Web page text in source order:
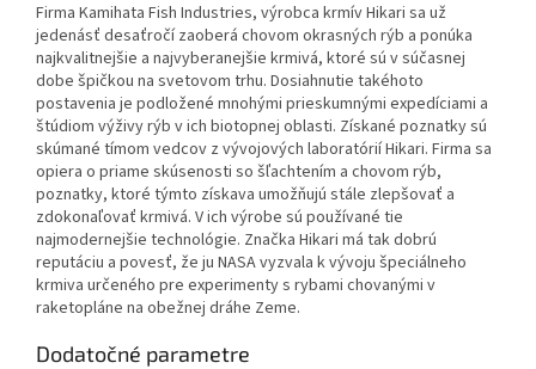
Firma Kamihata Fish Industries, výrobca krmív Hikari sa už
jedenásť desaťročí zaoberá chovom okrasných rýb a ponúka
najkvalitnejšie a najvyberanejšie krmivá, ktoré sú v súčasnej
dobe špičkou na svetovom trhu. Dosiahnutie takéhoto
postavenia je podložené mnohými prieskumnými expedíciami a
štúdiom výživy rýb v ich biotopnej oblasti. Získané poznatky sú
skúmané tímom vedcov z vývojových laboratórií Hikari. Firma sa
opiera o priame skúsenosti so šľachtením a chovom rýb,
poznatky, ktoré týmto získava umožňujú stále zlepšovať a
zdokonaľovať krmivá. V ich výrobe sú používané tie
najmodernejšie technológie. Značka Hikari má tak dobrú
reputáciu a povesť, že ju NASA vyzvala k vývoju špeciálneho
krmiva určeného pre experimenty s rybami chovanými v
raketopláne na obežnej dráhe Zeme.
Dodatočné parametre